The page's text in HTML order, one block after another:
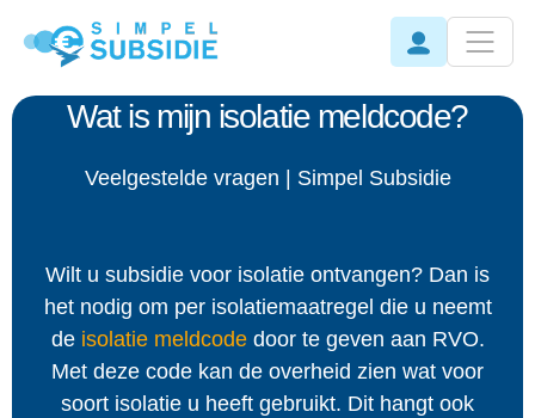
Wat is mijn isolatie meldcode?
Veelgestelde vragen | Simpel Subsidie
Wilt u subsidie voor isolatie ontvangen? Dan is
het nodig om per isolatiemaatregel die u neemt
de isolatie meldcodedoor te geven aan RVO.
Met deze code kan de overheid zien wat voor
soort isolatie u heeft gebruikt. Dit hangt ook